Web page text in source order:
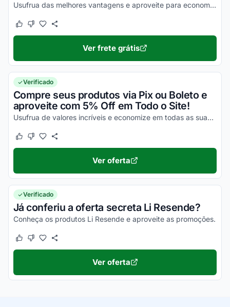
Usufrua das melhores vantagens e aproveite para economizar agora mesmo!
Este cupom funcionou
Este cupom não funcionou
Ver frete grátis
Verificado
Compre seus produtos via Pix ou Boleto e
aproveite com 5% Off em Todo o Site!
Usufrua de valores incríveis e economize em todas as suas compras com facilidade!
Este cupom funcionou
Este cupom não funcionou
Ver oferta
Verificado
Já conferiu a oferta secreta Li Resende?
Conheça os produtos Li Resende e aproveite as promoções.
Este cupom funcionou
Este cupom não funcionou
Ver oferta